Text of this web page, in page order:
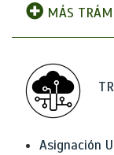
MÁS
Asignación